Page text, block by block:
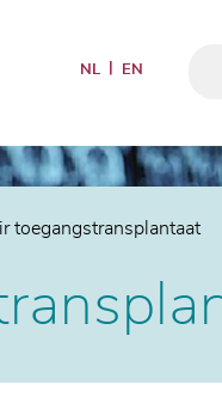
NL EN
toegangstransplantaat